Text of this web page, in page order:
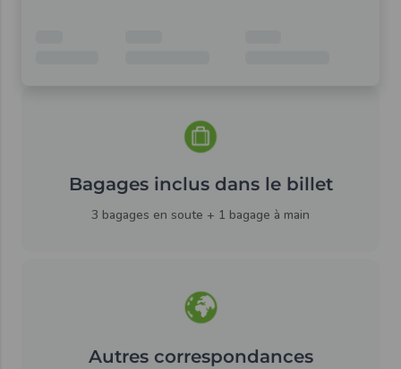
Bagages inclus dans le billet
3 bagages en soute + 1 bagage à main
Autres correspondances